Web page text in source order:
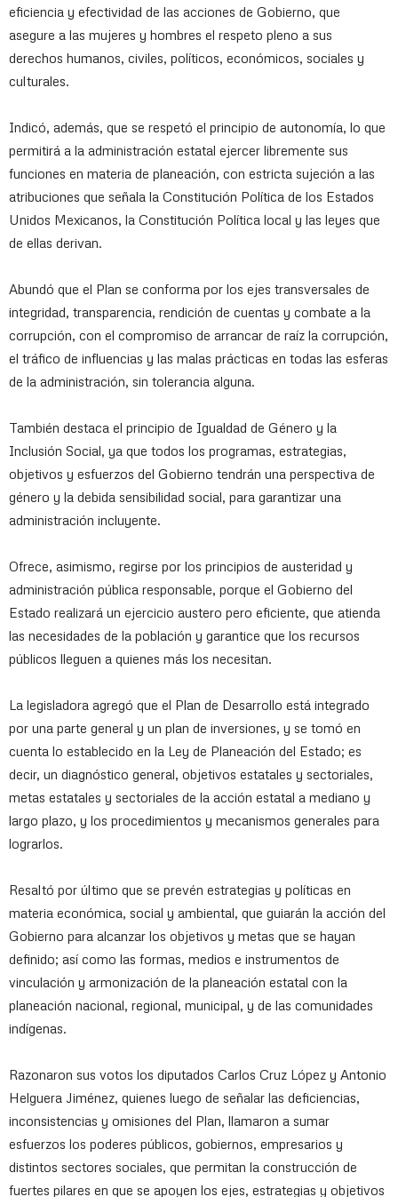
eficiencia y efectividad de las acciones de Gobierno, que
asegure a las mujeres y hombres el respeto pleno a sus
derechos humanos, civiles, políticos, económicos, sociales y
culturales.
Indicó, además, que se respetó el principio de autonomía, lo que
permitirá a la administración estatal ejercer libremente sus
funciones en materia de planeación, con estricta sujeción a las
atribuciones que señala la Constitución Política de los Estados
Unidos Mexicanos, la Constitución Política local y las leyes que
de ellas derivan.
Abundó que el Plan se conforma por los ejes transversales de
integridad, transparencia, rendición de cuentas y combate a la
corrupción, con el compromiso de arrancar de raíz la corrupción,
el tráfico de influencias y las malas prácticas en todas las esferas
de la administración, sin tolerancia alguna.
También destaca el principio de Igualdad de Género y la
Inclusión Social, ya que todos los programas, estrategias,
objetivos y esfuerzos del Gobierno tendrán una perspectiva de
género y la debida sensibilidad social, para garantizar una
administración incluyente.
Ofrece, asimismo, regirse por los principios de austeridad y
administración pública responsable, porque el Gobierno del
Estado realizará un ejercicio austero pero eficiente, que atienda
las necesidades de la población y garantice que los recursos
públicos lleguen a quienes más los necesitan.
La legisladora agregó que el Plan de Desarrollo está integrado
por una parte general y un plan de inversiones, y se tomó en
cuenta lo establecido en la Ley de Planeación del Estado; es
decir, un diagnóstico general, objetivos estatales y sectoriales,
metas estatales y sectoriales de la acción estatal a mediano y
largo plazo, y los procedimientos y mecanismos generales para
lograrlos.
Resaltó por último que se prevén estrategias y políticas en
materia económica, social y ambiental, que guiarán la acción del
Gobierno para alcanzar los objetivos y metas que se hayan
definido; así como las formas, medios e instrumentos de
vinculación y armonización de la planeación estatal con la
planeación nacional, regional, municipal, y de las comunidades
indígenas.
Razonaron sus votos los diputados Carlos Cruz López y Antonio
Helguera Jiménez, quienes luego de señalar las deficiencias,
inconsistencias y omisiones del Plan, llamaron a sumar
esfuerzos los poderes públicos, gobiernos, empresarios y
distintos sectores sociales, que permitan la construcción de
fuertes pilares en que se apoyen los ejes, estrategias y objetivos